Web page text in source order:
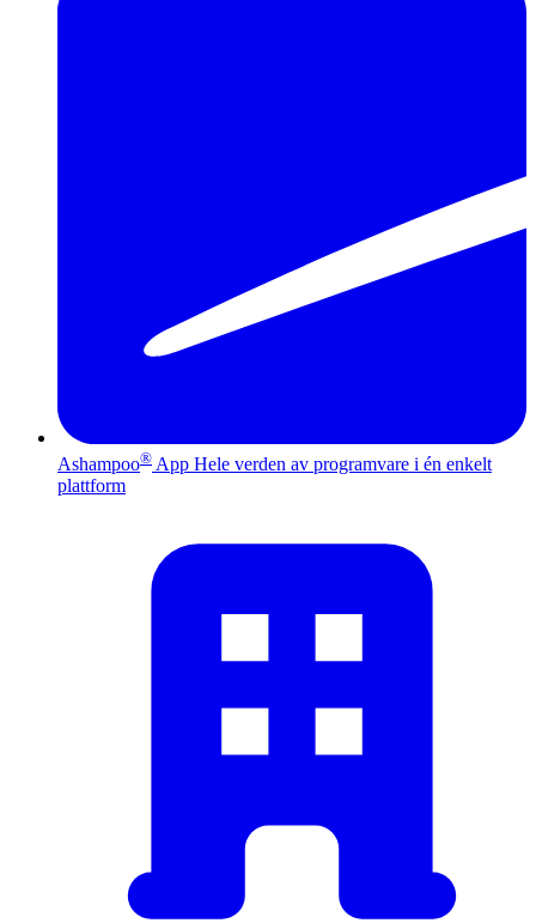
Ashampoo® App Hele verden av programvare i én enkelt
plattform